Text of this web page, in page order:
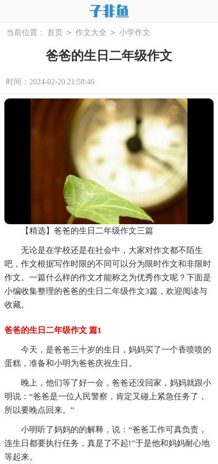
当前位置： 首页 > 作文大全 > 小学作文
爸爸的生日二年级作文
时间：2024-02-20 21:58:46
【精选】爸爸的生日二年级作文三篇
无论是在学校还是在社会中，大家对作文都不陌生
吧，作文根据写作时限的不同可以分为限时作文和非限时
作文。一篇什么样的作文才能称之为优秀作文呢？下面是
小编收集整理的爸爸的生日二年级作文3篇，欢迎阅读与
收藏。
爸爸的生日二年级作文 篇1
今天，是爸爸三十岁的生日，妈妈买了一个香喷喷的
蛋糕，准备和小明为爸爸庆祝生日。
晚上，他们等了好一会，爸爸还没回家，妈妈就跟小
明说：“爸爸是一位人民警察，肯定又碰上紧急任务了，
所以要晚点回来。”
小明听了妈妈的的解释，说：“爸爸工作可真负责，
连生日都要执行任务，真是了不起!”于是他和妈妈耐心地
等起来。